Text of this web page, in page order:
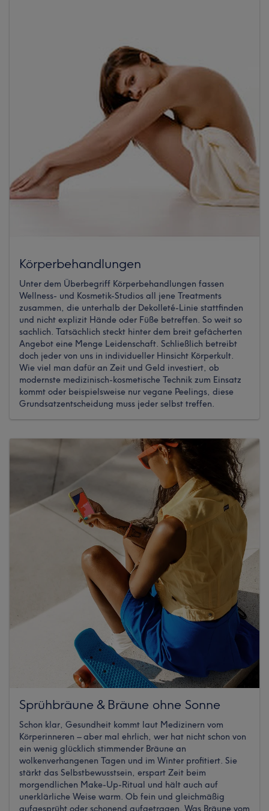
Körperbehandlungen
Unter dem Überbegriff Körperbehandlungen fassen
Wellness- und Kosmetik-Studios all jene Treatments
zusammen, die unterhalb der Dekolleté-Linie stattfinden
und nicht explizit Hände oder Füße betreffen. So weit so
sachlich. Tatsächlich steckt hinter dem breit gefächerten
Angebot eine Menge Leidenschaft. Schließlich betreibt
doch jeder von uns in individueller Hinsicht Körperkult.
Wie viel man dafür an Zeit und Geld investiert, ob
modernste medizinisch-kosmetische Technik zum Einsatz
kommt oder beispielsweise nur vegane Peelings, diese
Grundsatzentscheidung muss jeder selbst treffen.
Sprühbräune & Bräune ohne Sonne
Schon klar, Gesundheit kommt laut Medizinern vom
Körperinneren – aber mal ehrlich, wer hat nicht schon von
ein wenig glücklich stimmender Bräune an
wolkenverhangenen Tagen und im Winter profitiert. Sie
stärkt das Selbstbewusstsein, erspart Zeit beim
morgendlichen Make-Up-Ritual und hält auch auf
unerklärliche Weise warm. Ob fein und gleichmäßig
aufgesprüht oder schonend aufgetragen. Was Bräune vom